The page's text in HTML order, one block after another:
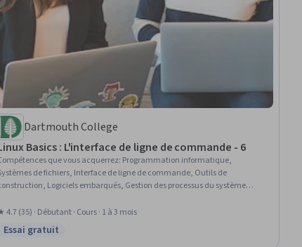
Dartmouth College
Basics : L'interface de ligne de commande - 6
que vous acquerrez: Programmation informatique,
de fichiers, Interface de ligne de commande, Outils de
Logiciels embarqués, Gestion des processus du système
Unix, Commandes Linux, C (langage de programmation),
Ingénierie informatique, Linux, Gestion des fichiers, Technologie Open
Source
4.7 (35) · Débutant · Cours · 1 à 3 mois
Statut : Essai gratuit
Essai gratuit